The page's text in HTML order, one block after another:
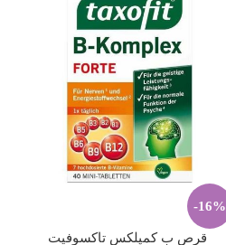
-16%
قرص ب کمپلکس تاکسوفیت